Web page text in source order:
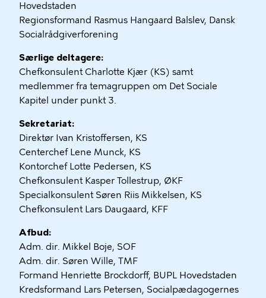
Hovedstaden
Regionsformand Rasmus Hangaard Balslev, Dansk
Socialrådgiverforening
Særlige deltagere:
Chefkonsulent Charlotte Kjær (KS) samt
medlemmer fra temagruppen om Det Sociale
Kapitel under punkt 3.
Sekretariat:
Direktør Ivan Kristoffersen, KS
Centerchef Lene Munck, KS
Kontorchef Lotte Pedersen, KS
Chefkonsulent Kasper Tollestrup, ØKF
Specialkonsulent Søren Riis Mikkelsen, KS
Chefkonsulent Lars Daugaard, KFF
Afbud:
Adm. dir. Mikkel Boje, SOF
Adm. dir. Søren Wille, TMF
Formand Henriette Brockdorff, BUPL Hovedstaden
Kredsformand Lars Petersen, Socialpædagogernes